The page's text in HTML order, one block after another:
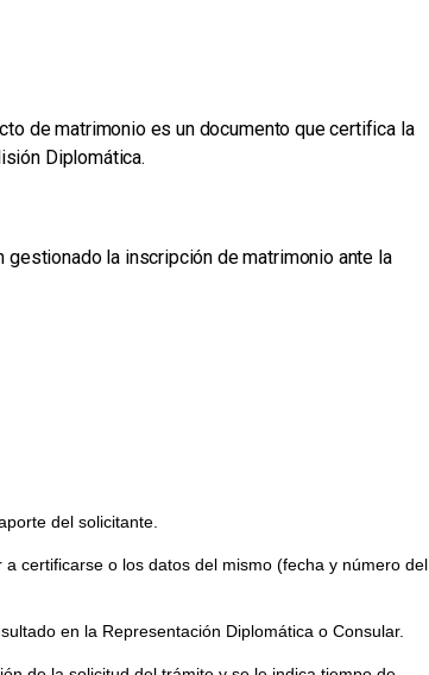
de matrimonio es un documento que certifica la
Diplomática.
gestionado la inscripción de matrimonio ante la
del solicitante.
certificarse o los datos del mismo (fecha y número del
en la Representación Diplomática o Consular.